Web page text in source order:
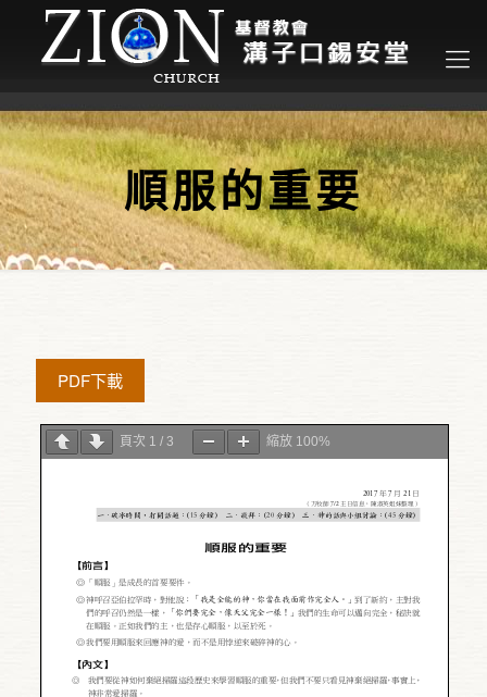
順服的重要
PDF下載
頁次 1 / 3 縮放 100%